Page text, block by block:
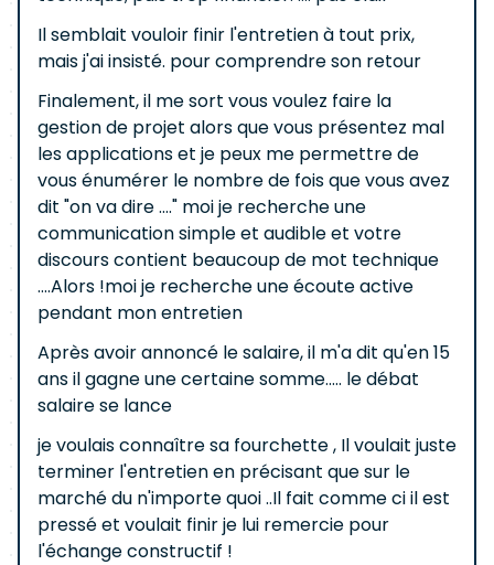
Il semblait vouloir finir l'entretien à tout prix,
mais j'ai insisté. pour comprendre son retour
Finalement, il me sort vous voulez faire la
gestion de projet alors que vous présentez mal
les applications et je peux me permettre de
vous énumérer le nombre de fois que vous avez
dit "on va dire ...." moi je recherche une
communication simple et audible et votre
discours contient beaucoup de mot technique
....Alors !moi je recherche une écoute active
pendant mon entretien
Après avoir annoncé le salaire, il m'a dit qu'en 15
ans il gagne une certaine somme..... le débat
salaire se lance
je voulais connaître sa fourchette , Il voulait juste
terminer l'entretien en précisant que sur le
marché du n'importe quoi ..Il fait comme ci il est
pressé et voulait finir je lui remercie pour
l'échange constructif !